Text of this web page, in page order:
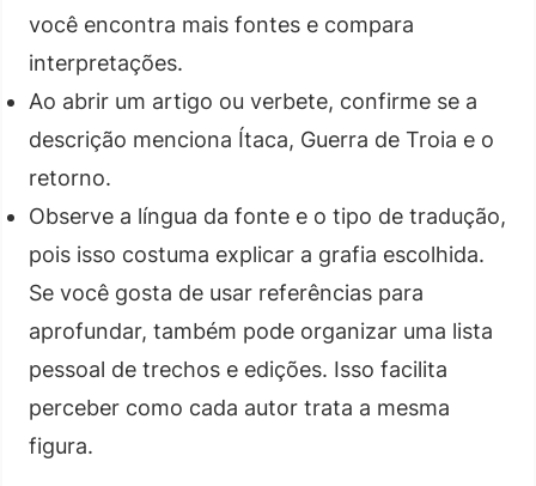
você encontra mais fontes e compara
interpretações.
Ao abrir um artigo ou verbete, confirme se a
descrição menciona Ítaca, Guerra de Troia e o
retorno.
Observe a língua da fonte e o tipo de tradução,
pois isso costuma explicar a grafia escolhida.
Se você gosta de usar referências para
aprofundar, também pode organizar uma lista
pessoal de trechos e edições. Isso facilita
perceber como cada autor trata a mesma
figura.